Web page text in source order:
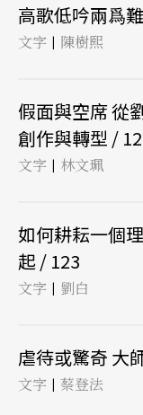
高歌低吟兩爲
文字 | 陳樹熙
假面與空席 從
創作與轉型 /
文字 | 林文珮
如何耕耘一個
起 / 123
文字 | 劉白
虐待或驚奇 大
文字 | 蔡登法